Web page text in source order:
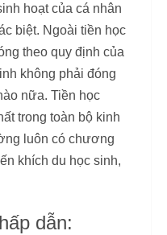
hoạt của cá nhân
biệt. Ngoài tiền học
theo quy định của
không phải đóng
nữa. Tiền học
trong toàn bộ kinh
luôn có chương
khích du học sinh,
dẫn: